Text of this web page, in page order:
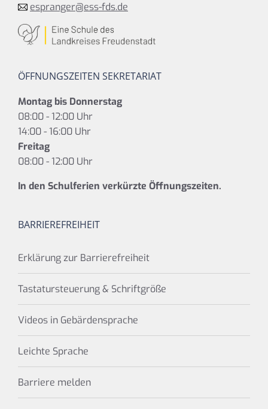
espranger@ess-fds.de
ÖFFNUNGSZEITEN SEKRETARIAT
Montag bis Donnerstag
08:00 - 12:00 Uhr
14:00 - 16:00 Uhr
Freitag
08:00 - 12:00 Uhr
In den Schulferien verkürzte Öffnungszeiten.
BARRIEREFREIHEIT
Erklärung zur Barrierefreiheit
Tastatursteuerung & Schriftgröße
Videos in Gebärdensprache
Leichte Sprache
Barriere melden